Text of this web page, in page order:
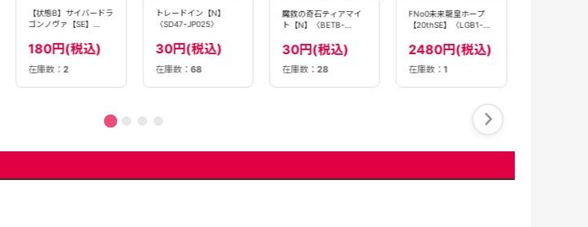
【状態B】サイバードラ
ゴンノヴァ【SE】
180円(税込)
在庫数： 2
トレードイン【N】
〈SD47-JP025〉
30円(税込)
在庫数： 68
魔救の奇石ティアマイ
ト【N】〈BETB-
30円(税込)
在庫数： 28
FNo0未来龍皇ホープ
【20thSE】〈LGB1-
2480円(税込)
在庫数：1